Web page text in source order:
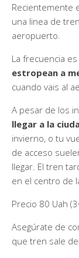
Recientemente
una linea de
aeropuerto.
La frecuencia
estropean a
cuando vais al
A pesar de los
llegar a la
invierno, o tu
de acceso
llegar. El tren
en el centro de
Precio 80 Uah
Asegúrate de
que tren sale